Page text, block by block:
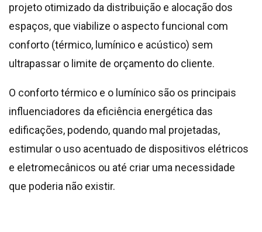
projeto otimizado da distribuição e alocação dos
espaços, que viabilize o aspecto funcional com
conforto (térmico, lumínico e acústico) sem
ultrapassar o limite de orçamento do cliente.
O conforto térmico e o lumínico são os principais
influenciadores da eficiência energética das
edificações, podendo, quando mal projetadas,
estimular o uso acentuado de dispositivos elétricos
e eletromecânicos ou até criar uma necessidade
que poderia não existir.